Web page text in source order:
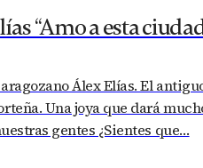
“Amo a esta
Álex Elías. El
Una joya que dará
gentes ¿Sientes que…